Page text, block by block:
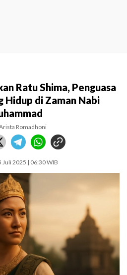
Ratu Shima, Penguasa
Hidup di Zaman Nabi
Romadhoni
Juli 2025 | 06:30 WIB